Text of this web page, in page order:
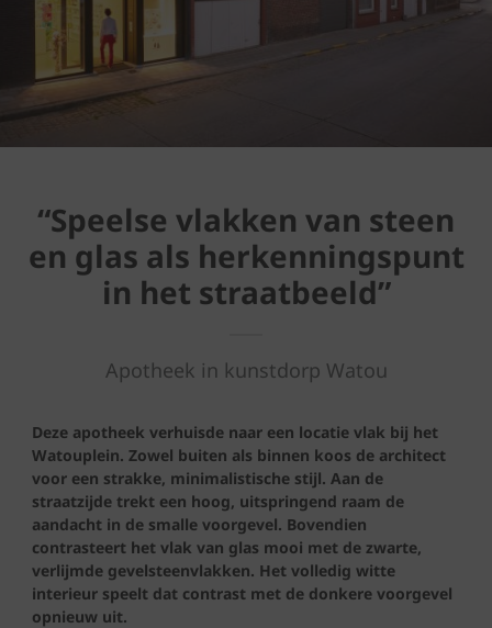
“Speelse vlakken van steen
en glas als herkenningspunt
in het straatbeeld”
Apotheek in kunstdorp Watou
Deze apotheek verhuisde naar een locatie vlak bij het
Watouplein. Zowel buiten als binnen koos de architect
voor een strakke, minimalistische stijl. Aan de
straatzijde trekt een hoog, uitspringend raam de
aandacht in de smalle voorgevel. Bovendien
contrasteert het vlak van glas mooi met de zwarte,
verlijmde gevelsteenvlakken. Het volledig witte
interieur speelt dat contrast met de donkere voorgevel
opnieuw uit.